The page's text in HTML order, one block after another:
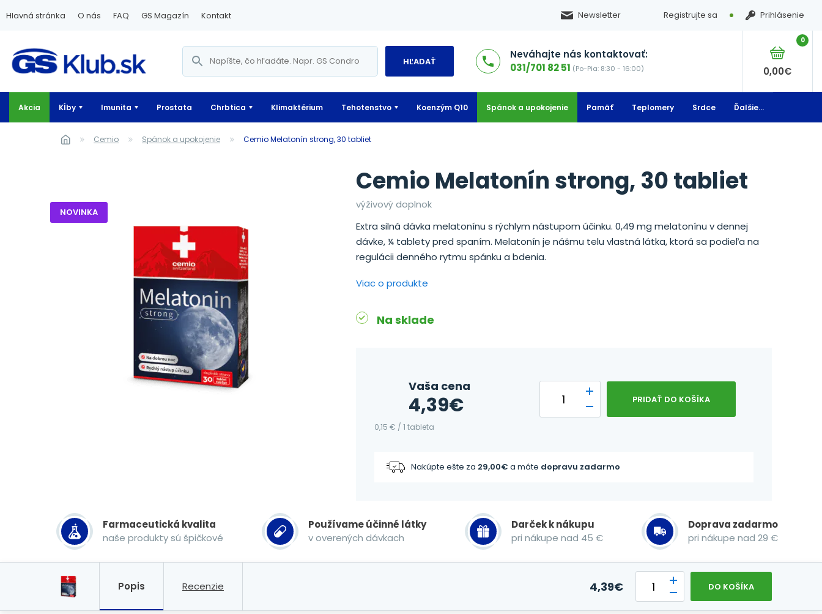
Hlavná stránka O nás FAQ GS Magazín Kontakt Newsletter Registrujte sa Prihlásenie
HĽADAŤ
Neváhajte nás kontaktovať:
031/701 82 51 (Po-Pia: 8:30 - 16:00)
0
0,00€
Akcia Kĺby Imunita Prostata Chrbtica Klimaktérium Tehotenstvo Koenzým Q10 Spánok a upokojenie Pamäť Teplomery Srdce Ďalšie...
Cemio Spánok a upokojenie Cemio Melatonín strong, 30 tabliet
NOVINKA
Cemio Melatonín strong, 30 tabliet
výživový doplnok
Extra silná dávka melatonínu s rýchlym nástupom účinku. 0,49 mg melatonínu v dennej
dávke, ¼ tablety pred spaním. Melatonín je nášmu telu vlastná látka, ktorá sa podieľa na
regulácii denného rytmu spánku a bdenia.
Viac o produkte
Na sklade
Vaša cena
4,39€ PRIDAŤ DO KOŠÍKA
0,15 € / 1 tableta
Nakúpte ešte za 29,00€ a máte dopravu zadarmo
Farmaceutická kvalita
naše produkty sú špičkové
Používame účinné látky
v overených dávkach
Darček k nákupu
pri nákupe nad 45 €
Doprava zadarmo
pri nákupe nad 29 €
Popis Recenzie 4,39€ DO KOŠÍKA